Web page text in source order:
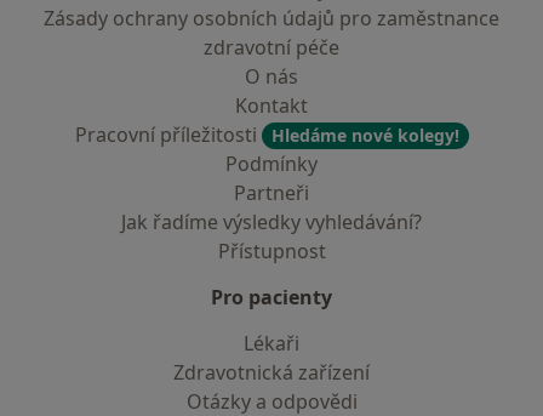
Zásady ochrany osobních údajů pro zaměstnance
zdravotní péče
O nás
Kontakt
Pracovní příležitosti
Hledáme nové kolegy!
Podmínky
Partneři
Jak řadíme výsledky vyhledávání?
Přístupnost
Pro pacienty
Lékaři
Zdravotnická zařízení
Otázky a odpovědi